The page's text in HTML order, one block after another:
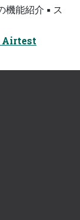
機能紹介 ▪ ス
Airtest